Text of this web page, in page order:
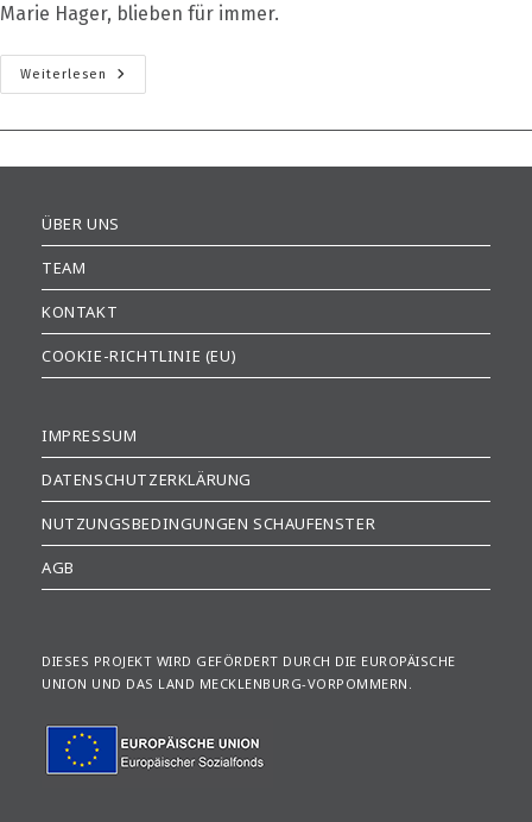
Marie Hager, blieben für immer.
Weiterlesen
Auf
Den
ÜBER UNS
TEAM
KONTAKT
COOKIE-RICHTLINIE (EU)
IMPRESSUM
DATENSCHUTZERKLÄRUNG
NUTZUNGSBEDINGUNGEN SCHAUFENSTER
AGB
DIESES PROJEKT WIRD GEFÖRDERT DURCH DIE EUROPÄISCHE
UNION UND DAS LAND MECKLENBURG-VORPOMMERN.